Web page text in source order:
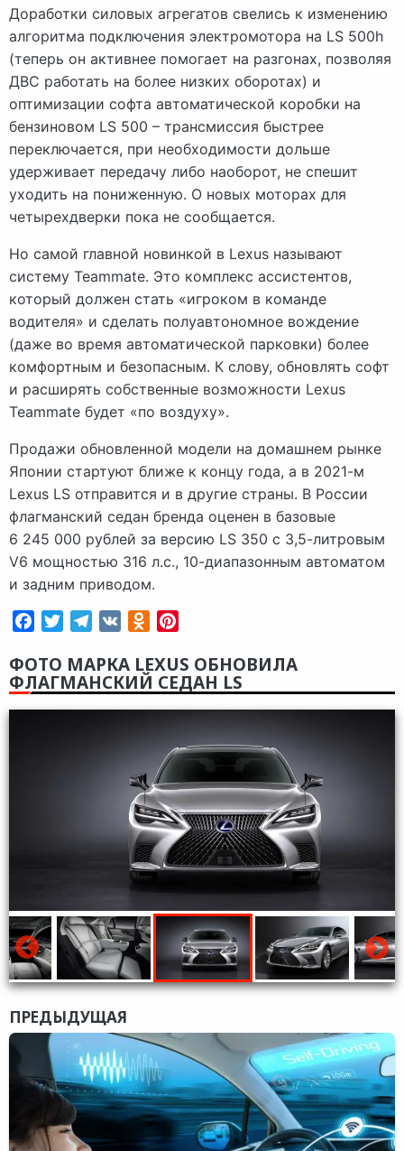
Доработки силовых агрегатов свелись к изменению
алгоритма подключения электромотора на LS 500h
(теперь он активнее помогает на разгонах, позволяя
ДВС работать на более низких оборотах) и
оптимизации софта автоматической коробки на
бензиновом LS 500 – трансмиссия быстрее
переключается, при необходимости дольше
удерживает передачу либо наоборот, не спешит
уходить на пониженную. О новых моторах для
четырехдверки пока не сообщается.
Но самой главной новинкой в Lexus называют
систему Teammate. Это комплекс ассистентов,
который должен стать «игроком в команде
водителя» и сделать полуавтономное вождение
(даже во время автоматической парковки) более
комфортным и безопасным. К слову, обновлять софт
и расширять собственные возможности Lexus
Teammate будет «по воздуху».
Продажи обновленной модели на домашнем рынке
Японии стартуют ближе к концу года, а в 2021-м
Lexus LS отправится и в другие страны. В России
флагманский седан бренда оценен в базовые
6 245 000 рублей за версию LS 350 с 3,5-литровым
V6 мощностью 316 л.с., 10-диапазонным автоматом
и задним приводом.
FacebookTwitterTelegram
VK Odnoklassniki
ФОТО МАРКА LEXUS ОБНОВИЛА
ФЛАГМАНСКИЙ СЕДАН LS
ПРЕДЫДУЩАЯ